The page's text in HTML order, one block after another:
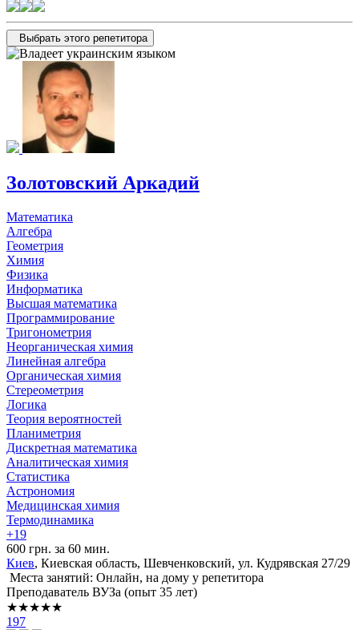
Выбрать этого репетитора
Золотовский Аркадий
Математика
Алгебра
Геометрия
Химия
Физика
Информатика
Высшая математика
Программирование
Тригонометрия
Неорганическая химия
Линейная алгебра
Органическая химия
Стереометрия
Логика
Теория вероятностей
Планиметрия
Дискретная математика
Аналитическая химия
Статистика
Астрономия
Медицинская химия
Термодинамика
+19
600 грн. за 60 мин.
Киев, Киевская область, Шевченковский, ул. Кудрявская 27/29
Места занятий: Онлайн, на дому у репетитора
Преподаватель ВУЗа (опыт 35 лет)
★★★★★
197